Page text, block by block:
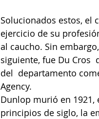
Solucionados estos, el
ejercicio de su
al caucho. Sin
siguiente, fue Du Cros
del  departamento
Agency.
Dunlop murió en
principios de siglo, la